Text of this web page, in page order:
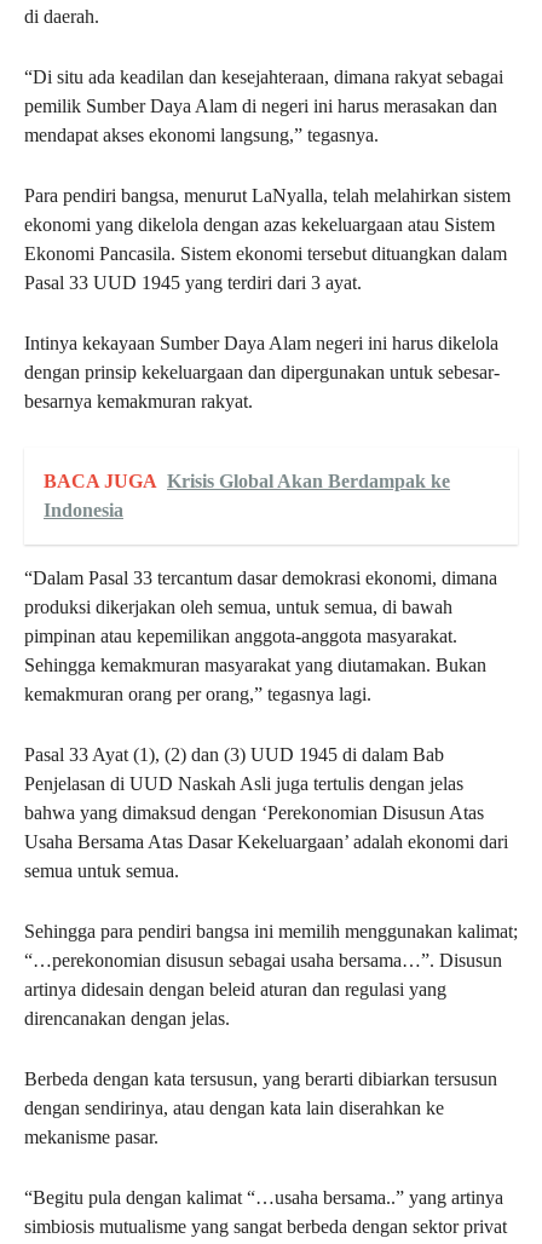
di daerah.
“Di situ ada keadilan dan kesejahteraan, dimana rakyat sebagai
pemilik Sumber Daya Alam di negeri ini harus merasakan dan
mendapat akses ekonomi langsung,” tegasnya.
Para pendiri bangsa, menurut LaNyalla, telah melahirkan sistem
ekonomi yang dikelola dengan azas kekeluargaan atau Sistem
Ekonomi Pancasila. Sistem ekonomi tersebut dituangkan dalam
Pasal 33 UUD 1945 yang terdiri dari 3 ayat.
Intinya kekayaan Sumber Daya Alam negeri ini harus dikelola
dengan prinsip kekeluargaan dan dipergunakan untuk sebesar-
besarnya kemakmuran rakyat.
BACA JUGA Krisis Global Akan Berdampak ke
Indonesia
“Dalam Pasal 33 tercantum dasar demokrasi ekonomi, dimana
produksi dikerjakan oleh semua, untuk semua, di bawah
pimpinan atau kepemilikan anggota-anggota masyarakat.
Sehingga kemakmuran masyarakat yang diutamakan. Bukan
kemakmuran orang per orang,” tegasnya lagi.
Pasal 33 Ayat (1), (2) dan (3) UUD 1945 di dalam Bab
Penjelasan di UUD Naskah Asli juga tertulis dengan jelas
bahwa yang dimaksud dengan ‘Perekonomian Disusun Atas
Usaha Bersama Atas Dasar Kekeluargaan’ adalah ekonomi dari
semua untuk semua.
Sehingga para pendiri bangsa ini memilih menggunakan kalimat;
“…perekonomian disusun sebagai usaha bersama…”. Disusun
artinya didesain dengan beleid aturan dan regulasi yang
direncanakan dengan jelas.
Berbeda dengan kata tersusun, yang berarti dibiarkan tersusun
dengan sendirinya, atau dengan kata lain diserahkan ke
mekanisme pasar.
“Begitu pula dengan kalimat “…usaha bersama..” yang artinya
simbiosis mutualisme yang sangat berbeda dengan sektor privat